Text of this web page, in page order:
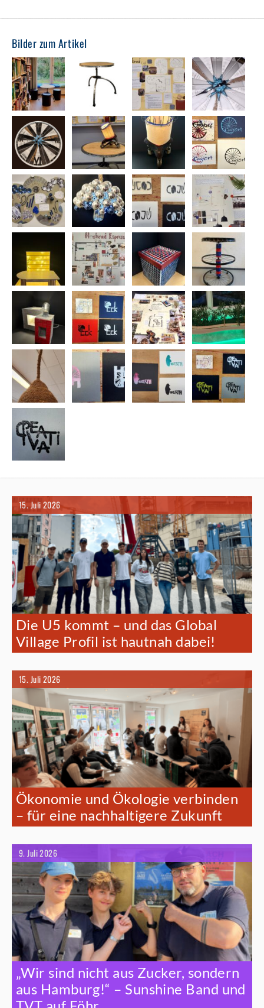
Bilder zum Artikel
15. Juli 2026
Die U5 kommt – und das Global
Village Profil ist hautnah dabei!
15. Juli 2026
Ökonomie und Ökologie verbinden
– für eine nachhaltigere Zukunft
9. Juli 2026
„Wir sind nicht aus Zucker, sondern
aus Hamburg!“ – Sunshine Band und